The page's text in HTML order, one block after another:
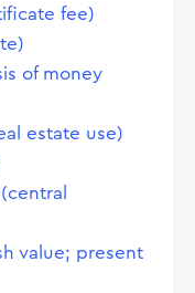
fee)
of money
estate use)
value; present